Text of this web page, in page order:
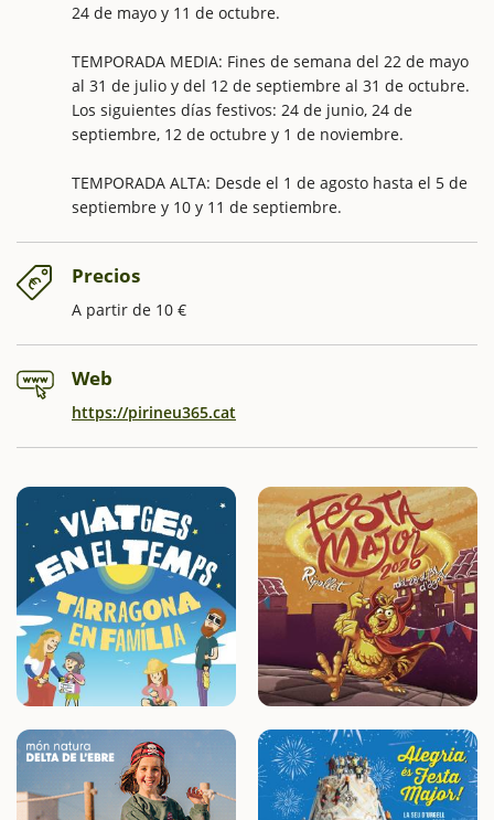
24 de mayo y 11 de octubre.
TEMPORADA MEDIA: Fines de semana del 22 de mayo
al 31 de julio y del 12 de septiembre al 31 de octubre.
Los siguientes días festivos: 24 de junio, 24 de
septiembre, 12 de octubre y 1 de noviembre.
TEMPORADA ALTA: Desde el 1 de agosto hasta el 5 de
septiembre y 10 y 11 de septiembre.
Precios
A partir de 10 €
Web
https://pirineu365.cat